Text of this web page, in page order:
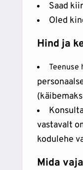
Saad
Oled
Hind ja
Teenuse
vastavalt
kodulehe
Mida